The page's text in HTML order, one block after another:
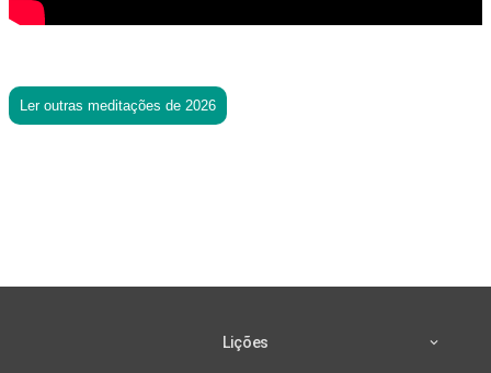
Ler outras meditações de 2026
Lições